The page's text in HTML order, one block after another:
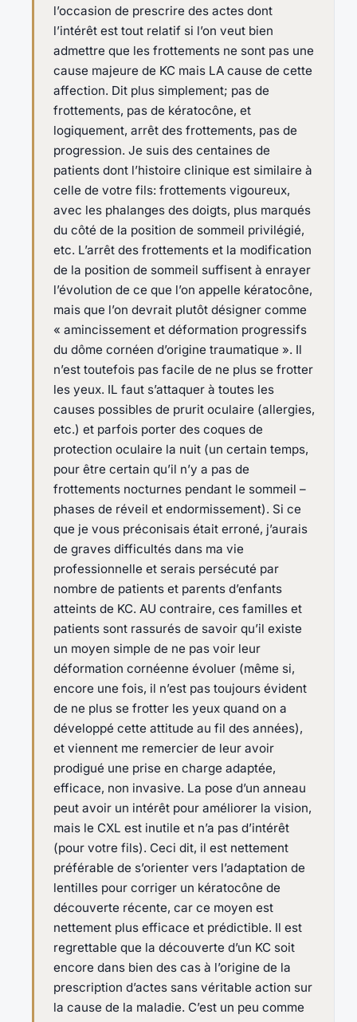
l’occasion de prescrire des actes dont
l’intérêt est tout relatif si l’on veut bien
admettre que les frottements ne sont pas une
cause majeure de KC mais LA cause de cette
affection. Dit plus simplement; pas de
frottements, pas de kératocône, et
logiquement, arrêt des frottements, pas de
progression. Je suis des centaines de
patients dont l’histoire clinique est similaire à
celle de votre fils: frottements vigoureux,
avec les phalanges des doigts, plus marqués
du côté de la position de sommeil privilégié,
etc. L’arrêt des frottements et la modification
de la position de sommeil suffisent à enrayer
l’évolution de ce que l’on appelle kératocône,
mais que l’on devrait plutôt désigner comme
« amincissement et déformation progressifs
du dôme cornéen d’origine traumatique ». Il
n’est toutefois pas facile de ne plus se frotter
les yeux. IL faut s’attaquer à toutes les
causes possibles de prurit oculaire (allergies,
etc.) et parfois porter des coques de
protection oculaire la nuit (un certain temps,
pour être certain qu’il n’y a pas de
frottements nocturnes pendant le sommeil –
phases de réveil et endormissement). Si ce
que je vous préconisais était erroné, j’aurais
de graves difficultés dans ma vie
professionnelle et serais persécuté par
nombre de patients et parents d’enfants
atteints de KC. AU contraire, ces familles et
patients sont rassurés de savoir qu’il existe
un moyen simple de ne pas voir leur
déformation cornéenne évoluer (même si,
encore une fois, il n’est pas toujours évident
de ne plus se frotter les yeux quand on a
développé cette attitude au fil des années),
et viennent me remercier de leur avoir
prodigué une prise en charge adaptée,
efficace, non invasive. La pose d’un anneau
peut avoir un intérêt pour améliorer la vision,
mais le CXL est inutile et n’a pas d’intérêt
(pour votre fils). Ceci dit, il est nettement
préférable de s’orienter vers l’adaptation de
lentilles pour corriger un kératocône de
découverte récente, car ce moyen est
nettement plus efficace et prédictible. Il est
regrettable que la découverte d’un KC soit
encore dans bien des cas à l’origine de la
prescription d’actes sans véritable action sur
la cause de la maladie. C’est un peu comme